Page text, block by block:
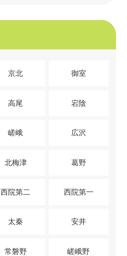
京北 御室
高尾 宕陰
嵯峨 広沢
北梅津 葛野
西院第二 西院第一
太秦 安井
常磐野 嵯峨野